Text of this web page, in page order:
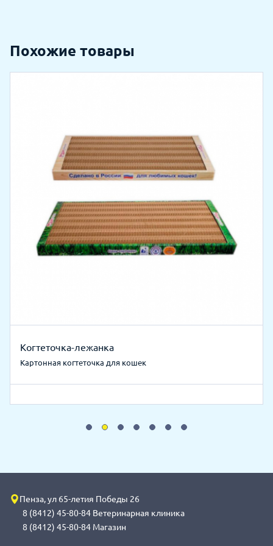
Похожие товары
Когтеточка-лежанка
Картонная когтеточка для кошек
Пенза, ул 65-летия Победы 26
8 (8412) 45-80-84 Ветеринарная клиника
8 (8412) 45-80-84 Магазин